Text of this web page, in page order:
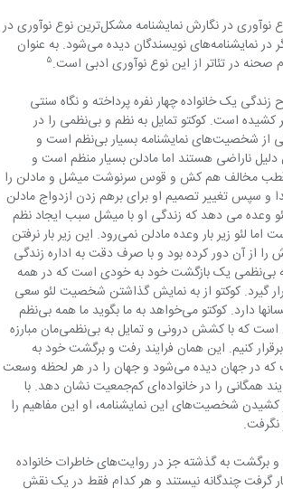
نوآوری در ایجاد مفهوم جدید در تئاتر به عنوان چهارمین نوع نوآوری در نگارش نمایشنامه مشکل‌ترین نوع نوآوری در
نگارش نمایشنامه است و بسیار کمتر از سه نوع نوآوری دیگر در نمایشنامه‌های نویسندگان دیده می‌شود. به عنوان
صحنه در تئاتر از این نوع نوآوری ادبی است.۵
به شرح زندگی یک خانواده چهار نفره پرداخته و نگاه سنتی
خانواده‌های فرانسوی را درباره ازدواج فرزندانشان به تصویر کشیده است. کوکتو تمایل به نظم و بی‌نظمی را در
شخصیت‌های این نمایشنامه در نظر گرفته است. میشل یکی از شخصیت‌های نمایشنامه بسیار بی‌نظم است و
ناراضی هستند اما مادلن بسیار منظم است و
و بی‌نظمی به عنوان دو قطب مخالف هم کش و قوس سرنوشت میشل و مادلن را
و سپس تغییر تصمیم او برای برهم زدن ازدواج مادلن
به لئو وعده می دهد که زندگی او با میشل سبب ایجاد نظم
در زندگی میشل شود و این تاثیر در روحیه میشل مثبت است اما لئو زیر بار وعده مادلن نمی‌رود. این زیر بار نرفتن
لئو به بی‌نظمی مربوط است که سال‌ها خودش را از آن دور کرده بود و با صرف دقت به اداره زندگی
خانواده ایوون پرداخته بود. یعنی این بازگشت درونی لئو به بی‌نظمی یک بازگشت خود به خودی است که در همه
گیرد. کوکتو از به نمایش گذاشتن شخصیت لئو سعی
در به تصویر کشیدن این جریان خود به خود بی‌نظمی در انسانها دارد. کوکتو می‌خواهد به ما بگوید ما همه بی‌نظم
هستیم و اگر نظم در زندگی‌مان دیده می شود به این دلیل است که با کشش درونی و تمایل به بی‌نظمی‌مان مبارزه
صرف می‌کنیم تا نظم را به جای بی‌نظمی برقرار کنیم. این همان فرایند رفت و برگشت خود به
خودی به سمت بی‌نظمی و صرف انرژی به سمت نظم است که در جهان دیده می‌شود و جهان را در هر لحظه وسعت
می‌دهد. کوکتو خواسته در این نمایشنامه بخشی از این فرایند همگانی را در خانواده‌ای کم‌جمعیت نشان دهد. با
وجود استفاده کوکتو از مفاهیم نظم و بی‌نظمی در به تصویر کشیدن شخصیت‌های این نمایشنامه، او این مفاهیم را
نگرفت.
ضمنا  زمان در این نمایشنامه به صورت خطی پیش می‌رود و برگشت به گذشته جز در روایت‌های خاطرات خانواده
به کار گرفت چندگانه نیستند و هر کدام فقط در یک نقش